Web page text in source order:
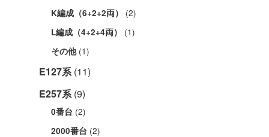
K編成（6+2+2両） (2)
L編成（4+2+4両） (1)
その他(1)
E127系(11)
E257系(9)
0番台 (2)
2000番台 (2)